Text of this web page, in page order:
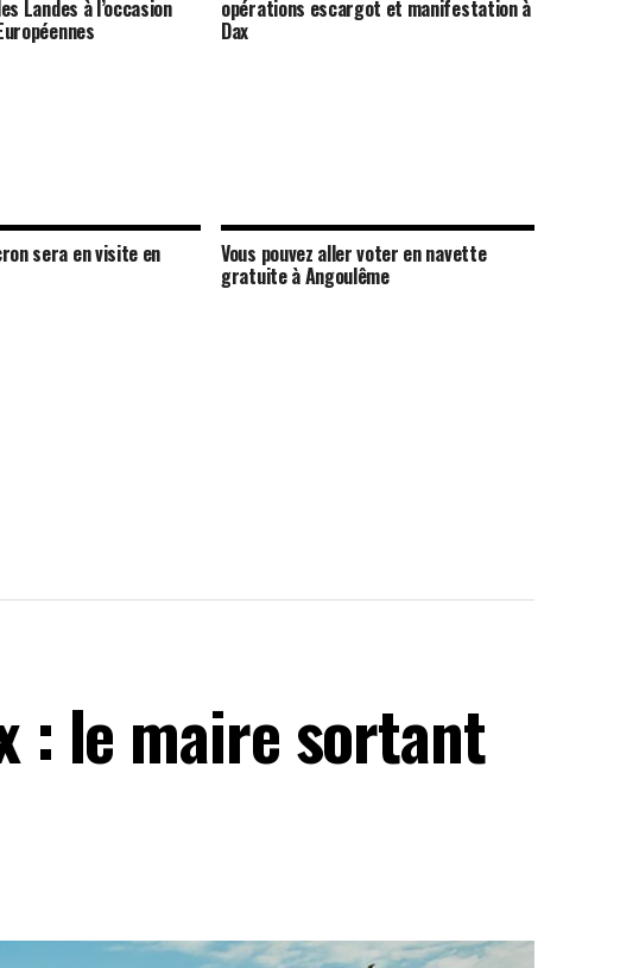
Landes à l’occasion opérations escargot et manifestation à
Dax
sera en visite en Vous pouvez aller voter en navette
gratuite à Angoulême
: le maire sortant